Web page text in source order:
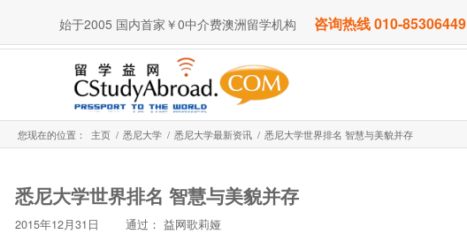
始于2005 国内首家￥0中介费澳洲留学机构 咨询热线 010-85306449
您现在的位置： 主页 / 悉尼大学 / 悉尼大学最新资讯 / 悉尼大学世界排名 智慧与美貌并存
悉尼大学世界排名 智慧与美貌并存
2015年12月31日 通过： 益网歌莉娅